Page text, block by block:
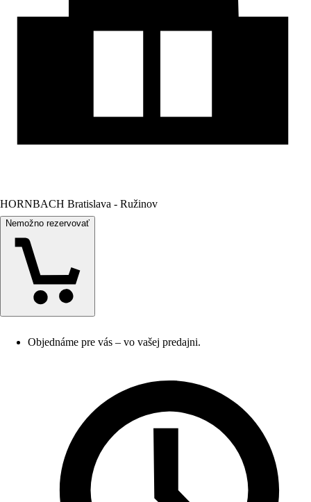
HORNBACH Bratislava - Ružinov
Nemožno rezervovať
Objednáme pre vás – vo vašej predajni.